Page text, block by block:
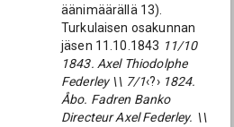
äänimäärällä 13).
Turkulaisen osakunnan
jäsen 11.10.1843 11/10
1843. Axel Thiodolphe
Federley \\ 7/1‹?›1824.
Åbo. Fadren Banko
Directeur Axel Federley. \\